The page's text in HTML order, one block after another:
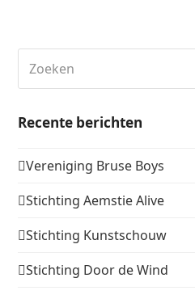
Recente berichten
Vereniging Bruse Boys
Stichting Aemstie Alive
Stichting Kunstschouw
Stichting Door de Wind